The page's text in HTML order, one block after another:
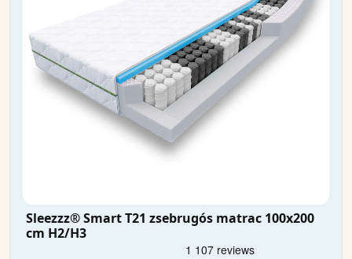
Sleezzz® Smart T21 zsebrugós matrac 100x200
cm H2/H3